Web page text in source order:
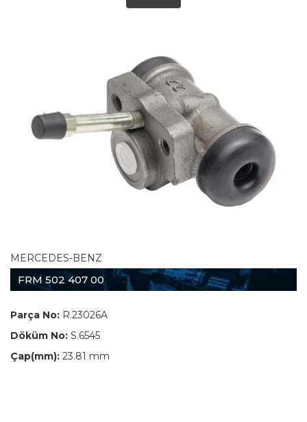
MERCEDES-BENZ
FRM 502 407 00
Parça No: R.23026A
Döküm No: S.6545
Çap(mm): 23.81 mm